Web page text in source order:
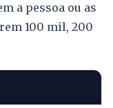
a pessoa ou as
100 mil, 200